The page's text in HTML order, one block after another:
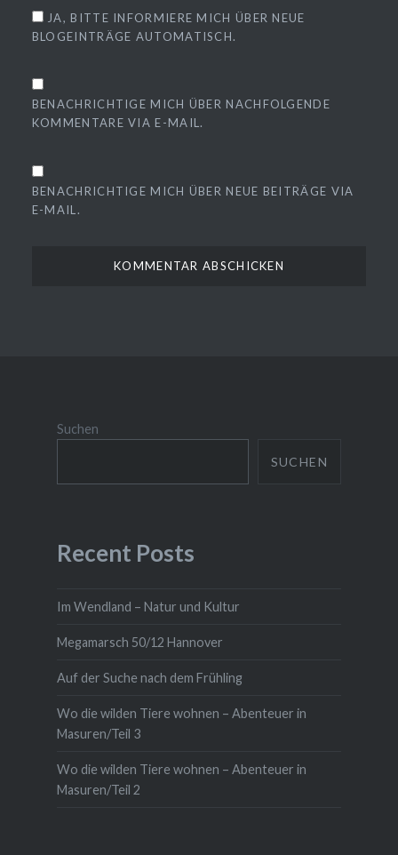
JA, BITTE INFORMIERE MICH ÜBER NEUE
BLOGEINTRÄGE AUTOMATISCH.
BENACHRICHTIGE MICH ÜBER NACHFOLGENDE
KOMMENTARE VIA E-MAIL.
BENACHRICHTIGE MICH ÜBER NEUE BEITRÄGE VIA
E-MAIL.
Suchen
SUCHEN
Recent Posts
Im Wendland – Natur und Kultur
Megamarsch 50/12 Hannover
Auf der Suche nach dem Frühling
Wo die wilden Tiere wohnen – Abenteuer in
Masuren/Teil 3
Wo die wilden Tiere wohnen – Abenteuer in
Masuren/Teil 2